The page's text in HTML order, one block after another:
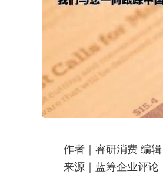
作者｜睿研消费 编辑
来源｜蓝筹企业评论